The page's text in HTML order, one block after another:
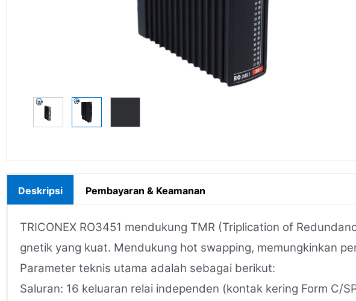
Deskripsi Pembayaran & Keamanan
TRICONEX RO3451 mendukung TMR (Triplication of
gnetik yang kuat. Mendukung hot swapping, memungkinkan
Parameter teknis utama adalah sebagai berikut:
Saluran: 16 keluaran relai independen (kontak kering Form C/